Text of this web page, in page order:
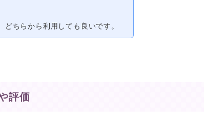
ちらから利用しても良いです。
評価